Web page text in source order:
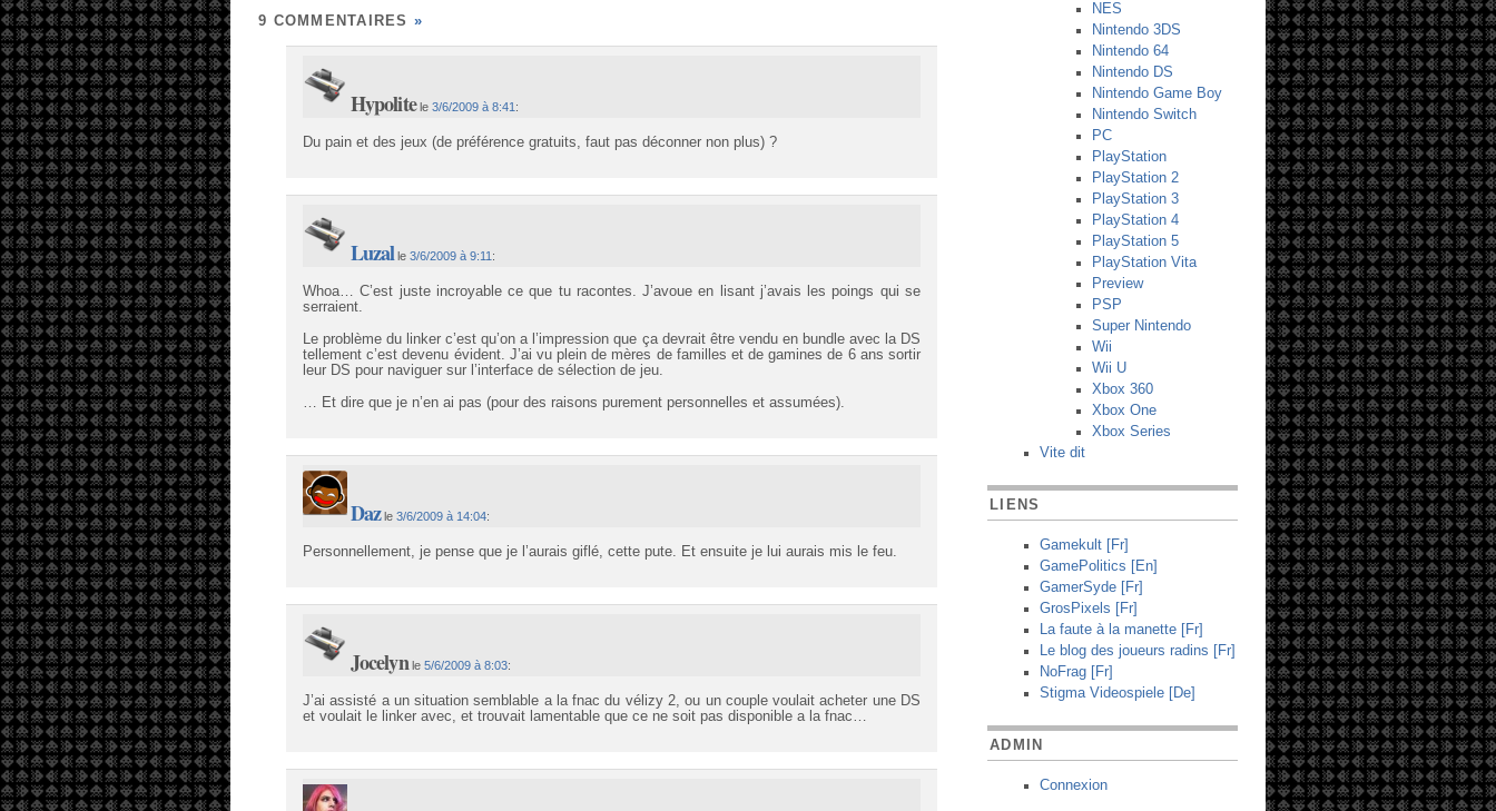
9 COMMENTAIRES »
Hypolitele 3/6/2009 à 8:41 :
Du pain et des jeux (de préférence gratuits, faut pas déconner non plus) ?
Luzal le3/6/2009 à 9:11 :
Whoa… C’est juste incroyable ce que tu racontes. J’avoue en lisant j’avais les poings qui se
serraient.
Le problème du linker c’est qu’on a l’impression que ça devrait être vendu en bundle avec la DS
tellement c’est devenu évident. J’ai vu plein de mères de familles et de gamines de 6 ans sortir
leur DS pour naviguer sur l’interface de sélection de jeu.
… Et dire que je n’en ai pas (pour des raisons purement personnelles et assumées).
Dazle3/6/2009 à 14:04:
Personnellement, je pense que je l’aurais giflé, cette pute. Et ensuite je lui aurais mis le feu.
Jocelynle 5/6/2009 à 8:03:
J’ai assisté a un situation semblable a la fnac du vélizy 2, ou un couple voulait acheter une DS
et voulait le linker avec, et trouvait lamentable que ce ne soit pas disponible a la fnac…
NES
Nintendo 3DS
Nintendo 64
Nintendo DS
Nintendo Game Boy
Nintendo Switch
PC
PlayStation
PlayStation 2
PlayStation 3
PlayStation 4
PlayStation 5
PlayStation Vita
Preview
PSP
Super Nintendo
Wii
Wii U
Xbox 360
Xbox One
Xbox Series
Vite dit
LIENS
Gamekult [Fr]
GamePolitics [En]
GamerSyde [Fr]
GrosPixels [Fr]
La faute à la manette [Fr]
Le blog des joueurs radins [Fr]
NoFrag [Fr]
Stigma Videospiele [De]
ADMIN
Connexion